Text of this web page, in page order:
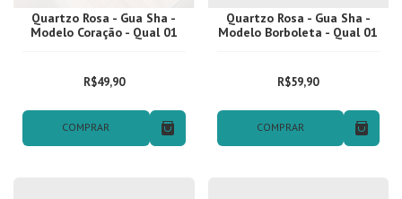
Quartzo Rosa - Gua Sha -
Modelo Coração - Qual 01
R$49,90
COMPRAR
Quartzo Rosa - Gua Sha -
Modelo Borboleta - Qual 01
R$59,90
COMPRAR